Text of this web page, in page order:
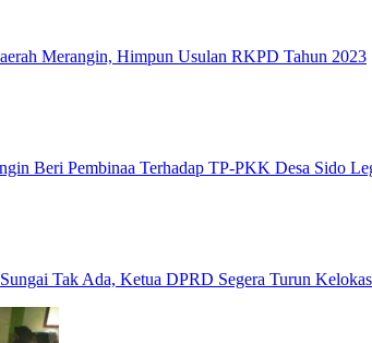
Merangin, Himpun Usulan RKPD Tahun 2023
Beri Pembinaa Terhadap TP-PKK Desa Sido
Tak Ada, Ketua DPRD Segera Turun